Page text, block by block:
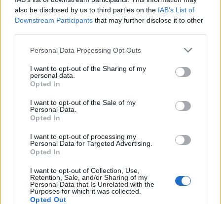
also be disclosed by us to third parties on the IAB’s List of
Downstream Participants that may further disclose it to other
Personal Data Processing Opt Outs
I want to opt-out of the Sharing of my
personal data.
Opted In
I want to opt-out of the Sale of my
Personal Data.
Opted In
I want to opt-out of processing my
Personal Data for Targeted Advertising.
Opted In
I want to opt-out of Collection, Use,
Retention, Sale, and/or Sharing of my
Personal Data that Is Unrelated with the
Purposes for which it was collected.
Opted Out
Miri rrëfen si ka ndryshuar
daljes nga Big Brother
“A nuk po blen më
klikime”, Elijona Binakaj i
përgjigjet ndjekësit në
komenti i Brikenës merr
gjithë vëmendjen
e Vlorës, 70-80 vizita dhe
35 shtrime çdo ditë